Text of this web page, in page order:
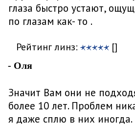
глаза быстро устают,
по глазам как- то .
Рейтинг линз: []
- Оля
Значит Вам они не
более 10 лет. Проблем
я даже сплю в них иногда.